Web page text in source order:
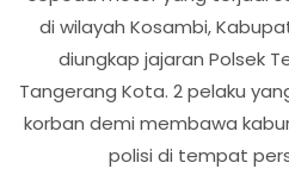
di wilayah Kosambi,
diungkap jajaran Polsek
Tangerang Kota. 2 pelaku
korban demi membawa
polisi di tempat